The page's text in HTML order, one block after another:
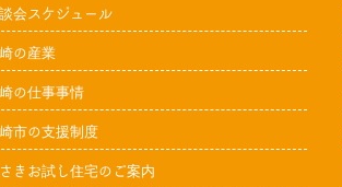
会スケジュール
の産業
の仕事事情
市の支援制度
きお試し住宅のご案内